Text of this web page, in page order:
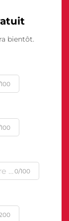
bientôt.
0/100